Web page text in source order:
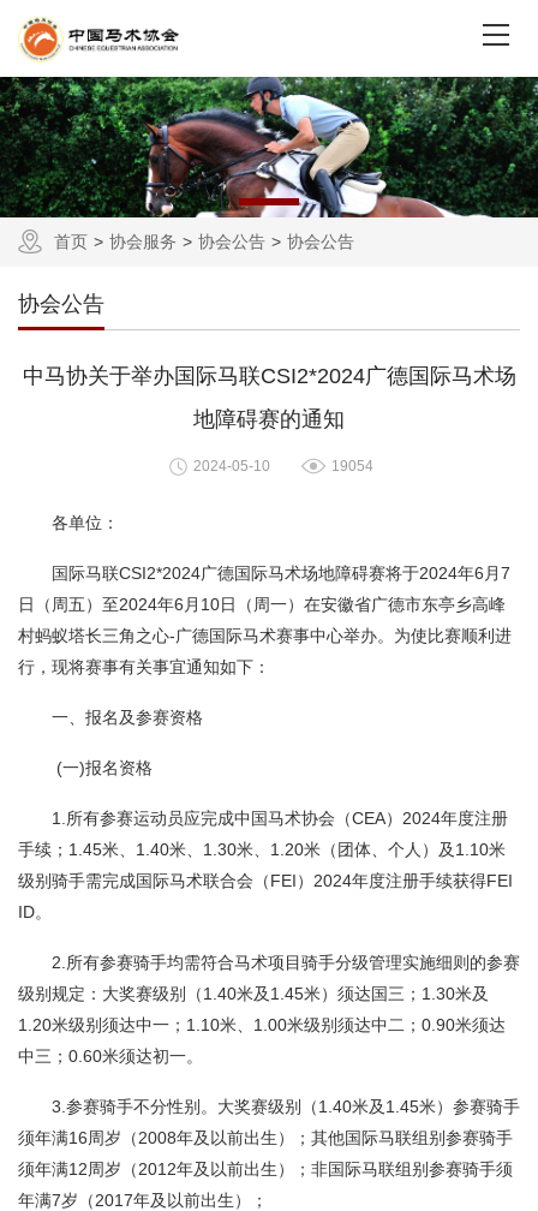
首页 协会服务 协会公告 协会公告
协会公告
中马协关于举办国际马联CSI2*2024广德国际马术场
地障碍赛的通知
2024-05-10 19054
各单位：
国际马联CSI2*2024广德国际马术场地障碍赛将于2024年6月7
日（周五）至2024年6月10日（周一）在安徽省广德市东亭乡高峰
村蚂蚁塔长三角之心-广德国际马术赛事中心举办。 为使比赛顺利进
行，现将赛事有关事宜通知如下：
一、报名及参赛资格
(一)报名资格
1. 所有参赛运动员应完成中国马术协会（CEA）2024年度注册
手续 ； 1.45米、1.40米、1.30米、1.20米（团体、个人）及1.10米
级别骑手需完成国际马术联合会（FEI）2024年度注册手续获得FEI
ID。
2.所有参赛骑手均需符合马术项目骑手分级管理实施细则的参赛
级别规定：大奖赛级别（1.40米及1.45米）须达国三；1.30米及
1.20米级别须达中一；1.10米、1.00米级别须达中二；0.90米须达
中三；0.60米须达初一。
3.参赛骑手不分性别。大奖赛级别（1.40米及1.45米）参赛骑手
须年满16周岁（2008年及以前出生）；其他国际马联组别参赛骑手
须年满12周岁（2012年及以前出生）；非国际马联组别参赛骑手须
年满7岁（2017年及以前出生）；